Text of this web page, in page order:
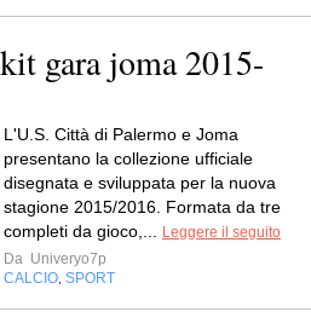
gara joma 2015-
L'U.S. Città di Palermo e Joma
presentano la collezione ufficiale
disegnata e sviluppata per la nuova
stagione 2015/2016. Formata da tre
completi da gioco,...
Leggere il seguito
Da Univeryo7p
CALCIO SPORT